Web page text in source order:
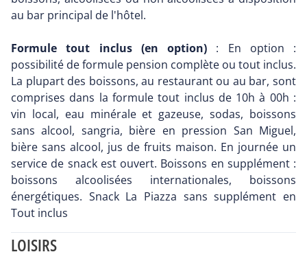
au bar principal de l'hôtel.
Formule tout inclus (en option) : En option :
possibilité de formule pension complète ou tout inclus.
La plupart des boissons, au restaurant ou au bar, sont
comprises dans la formule tout inclus de 10h à 00h :
vin local, eau minérale et gazeuse, sodas, boissons
sans alcool, sangria, bière en pression San Miguel,
bière sans alcool, jus de fruits maison. En journée un
service de snack est ouvert. Boissons en supplément :
boissons alcoolisées internationales, boissons
énergétiques. Snack La Piazza sans supplément en
Tout inclus
LOISIRS